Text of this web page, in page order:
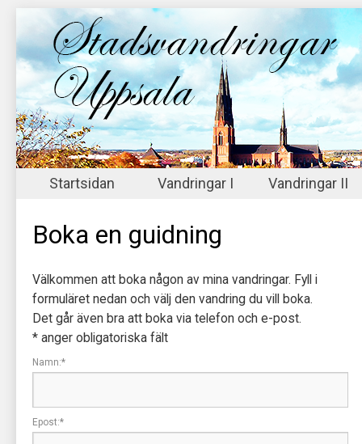
Startsidan Vandringar I Vandringar II
Boka en guidning
Välkommen att boka någon av mina vandringar. Fyll i
formuläret nedan och välj den vandring du vill boka.
Det går även bra att boka via telefon och e-post.
* anger obligatoriska fält
Namn:*
Epost:*